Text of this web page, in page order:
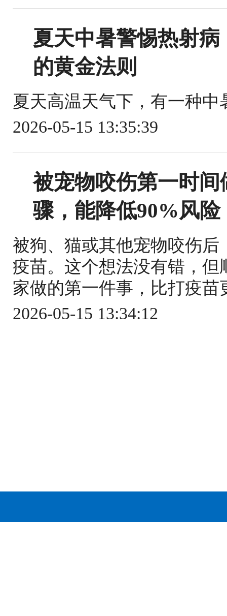
夏天中暑警惕热射
的黄金法则
夏天高温天气下，有一种
2026-05-15 13:35:39
被宠物咬伤第一时
骤，能降低90%风险
被狗、猫或其他宠物咬伤
疫苗。这个想法没有错，
家做的第一件事，比打疫
2026-05-15 13:34:12